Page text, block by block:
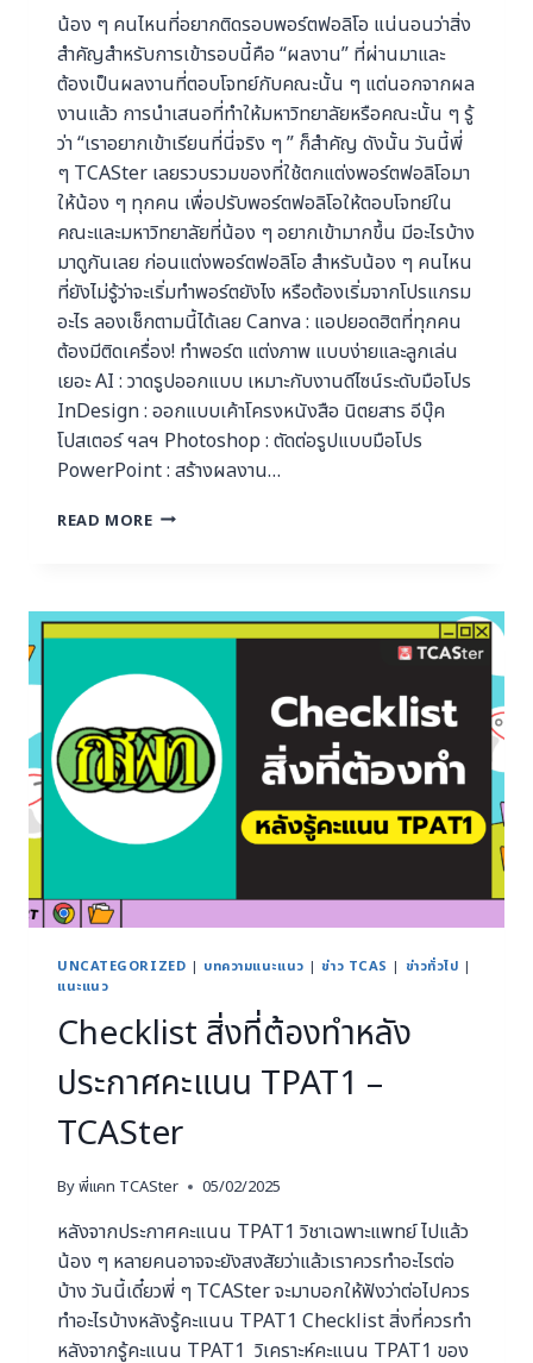
น้อง ๆ คนไหนที่อยากติดรอบพอร์ตฟอลิโอ แน่นอนว่าสิ่ง
สำคัญสำหรับการเข้ารอบนี้คือ “ผลงาน” ที่ผ่านมาและ
ต้องเป็นผลงานที่ตอบโจทย์กับคณะนั้น ๆ แต่นอกจากผล
งานแล้ว การนำเสนอที่ทำให้มหาวิทยาลัยหรือคณะนั้น ๆ รู้
ว่า “เราอยากเข้าเรียนที่นี่จริง ๆ ” ก็สำคัญ ดังนั้น วันนี้พี่
ๆ TCASter เลยรวบรวมของที่ใช้ตกแต่งพอร์ตฟอลิโอมา
ให้น้อง ๆ ทุกคน เพื่อปรับพอร์ตฟอลิโอให้ตอบโจทย์ใน
คณะและมหาวิทยาลัยที่น้อง ๆ อยากเข้ามากขึ้น มีอะไรบ้าง
มาดูกันเลย ก่อนแต่งพอร์ตฟอลิโอ สำหรับน้อง ๆ คนไหน
ที่ยังไม่รู้ว่าจะเริ่มทำพอร์ตยังไง หรือต้องเริ่มจากโปรแกรม
อะไร ลองเช็กตามนี้ได้เลย Canva : แอปยอดฮิตที่ทุกคน
ต้องมีติดเครื่อง! ทำพอร์ต แต่งภาพ แบบง่ายและลูกเล่น
เยอะ AI : วาดรูปออกแบบ เหมาะกับงานดีไซน์ระดับมือโปร
InDesign : ออกแบบเค้าโครงหนังสือ นิตยสาร อีบุ๊ค
โปสเตอร์ ฯลฯ Photoshop : ตัดต่อรูปแบบมือโปร
PowerPoint : สร้างผลงาน…
READ MORE
UNCATEGORIZED | บทความแนะแนว |ข่าว TCAS | ข่าวทั่วไป |
แนะแนว
Checklist สิ่งที่ต้องทำหลัง
ประกาศคะแนน TPAT1 –
TCASter
Byพี่แคท TCASter 05/02/2025
หลังจากประกาศคะแนน TPAT1 วิชาเฉพาะแพทย์ ไปแล้ว
น้อง ๆ หลายคนอาจจะยังสงสัยว่าแล้วเราควรทำอะไรต่อ
บ้าง วันนี้เดี๋ยวพี่ ๆ TCASter จะมาบอกให้ฟังว่าต่อไปควร
ทำอะไรบ้างหลังรู้คะแนน TPAT1 Checklist สิ่งที่ควรทำ
หลังจากรู้คะแนน TPAT1 วิเคราะห์คะแนน TPAT1 ของ